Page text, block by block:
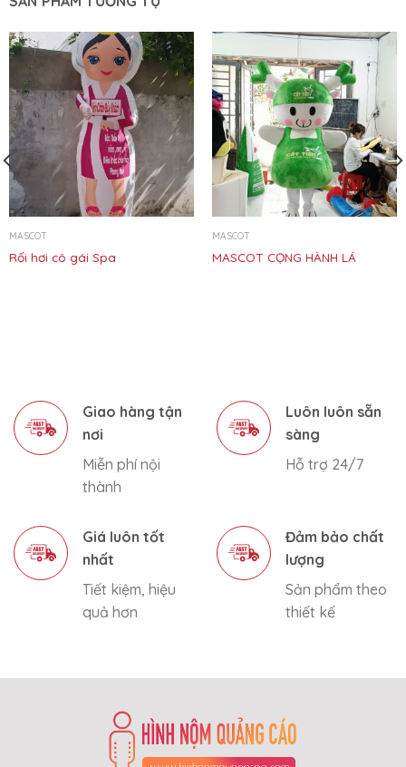
MASCOT
Rối hơi cô gái Spa
MASCOT
MASCOT CỌNG HÀNH LÁ
Giao hàng tận
nơi
Miễn phí nội
thành
Luôn luôn sẵn
sàng
Hỗ trợ 24/7
Giá luôn tốt
nhất
Tiết kiệm, hiệu
quả hơn
Đảm bảo chất
lượng
Sản phẩm theo
thiết kế